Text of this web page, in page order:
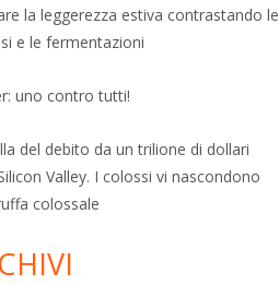
la leggerezza estiva contrastando le
e le fermentazioni
uno contro tutti!
del debito da un trilione di dollari
Valley. I colossi vi nascondono
colossale